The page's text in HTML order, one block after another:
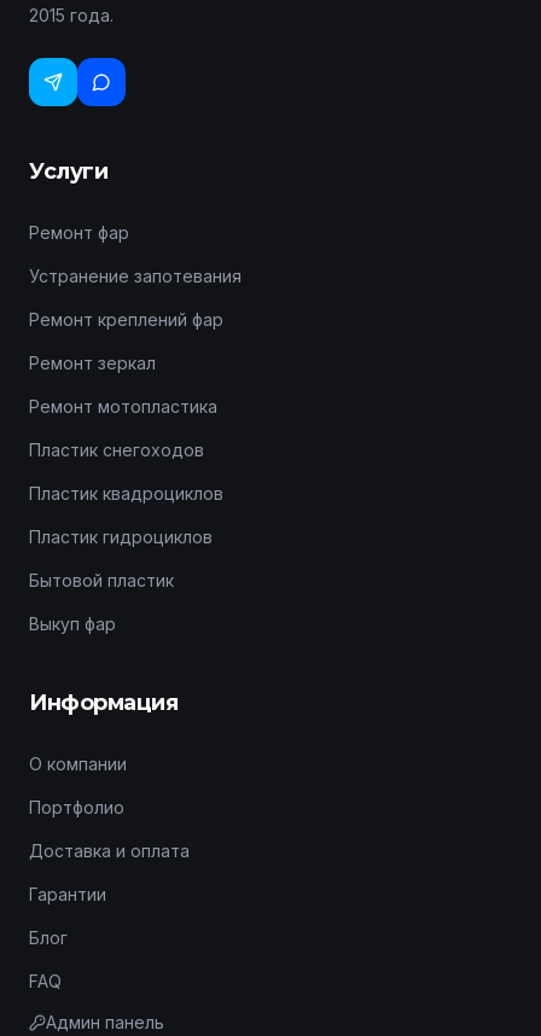
2015 года.
Услуги
Ремонт фар
Устранение запотевания
Ремонт креплений фар
Ремонт зеркал
Ремонт мотопластика
Пластик снегоходов
Пластик квадроциклов
Пластик гидроциклов
Бытовой пластик
Выкуп фар
Информация
О компании
Портфолио
Доставка и оплата
Гарантии
Блог
FAQ
Админ панель